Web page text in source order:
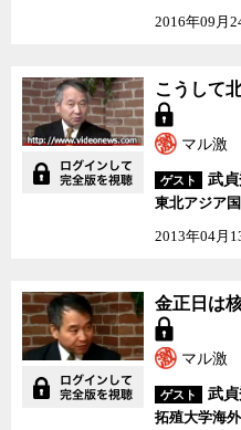
「トランプ大統領」という誰
ある韓国や日本に莫大な被害を
定的なsurgical strikeであっても
ノドンミサイルの射程圏内に入
一方、交渉はあくまで相互的
面的に受け入れる必要はない。
それが本当に可能かどうかは
選択肢がないことも事実だろう。
そもそも北朝鮮はアメリカと
は1948年の建国以来、朝鮮半島
軍の名前で韓国に駐留する在韓
2016年09月
こうして北朝鮮は世界を
振り回し続ける
こうして
マル激
ゲスト
武
東北アジア
2013年04月
金正日は核で何をしよう
としているのか
金正日は
マル激
ゲスト
武
拓殖大学海